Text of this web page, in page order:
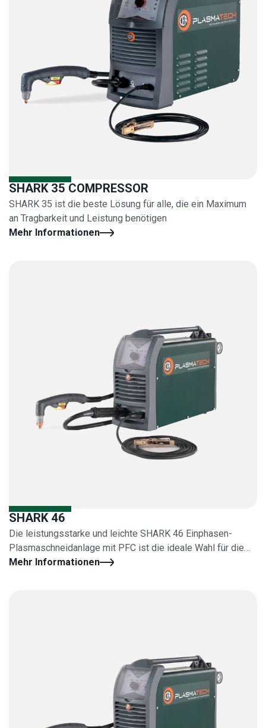
SHARK 35 COMPRESSOR
SHARK 35 ist die beste Lösung für alle, die ein Maximum
an Tragbarkeit und Leistung benötigen
Mehr Informationen
SHARK 46
Die leistungsstarke und leichte SHARK 46 Einphasen-
Plasmaschneidanlage mit PFC ist die ideale Wahl für die
Wartung.
Mehr Informationen